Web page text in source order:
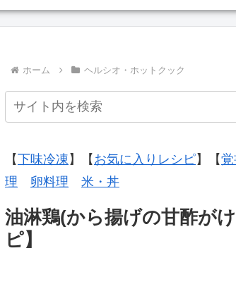
ホーム ヘルシオ・ホットクック
【下味冷凍 】【 お気に入りレシピ】【
理
卵料理 米・丼
油淋鶏(から揚げの甘酢が
ピ】